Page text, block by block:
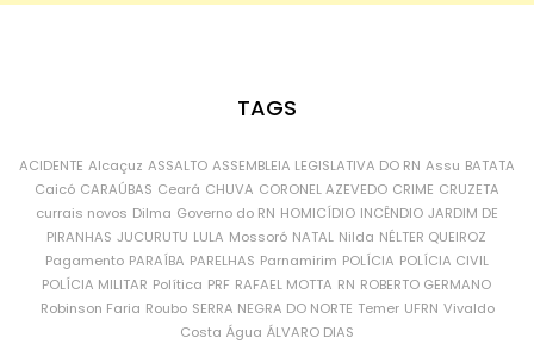
TAGS
ACIDENTE Alcaçuz ASSALTO ASSEMBLEIA LEGISLATIVA DO RN Assu BATATA
Caicó CARAÚBAS Ceará CHUVA CORONEL AZEVEDO CRIME CRUZETA
currais novos Dilma Governo do RN HOMICÍDIO INCÊNDIO JARDIM DE
PIRANHAS JUCURUTU LULA Mossoró NATAL Nilda NÉLTER QUEIROZ
Pagamento PARAÍBA PARELHAS Parnamirim POLÍCIA POLÍCIA CIVIL
POLÍCIA MILITAR Política PRF RAFAEL MOTTA RN ROBERTO GERMANO
Robinson Faria Roubo SERRA NEGRA DO NORTE Temer UFRN Vivaldo
Costa Água ÁLVARO DIAS